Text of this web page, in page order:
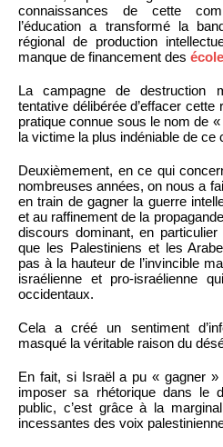
connaissances de cette
l’éducation a transformé la
régional de production
manque de financement des
La campagne de destruction
tentative délibérée d’effacer
pratique connue sous le nom de
la victime la plus indéniable de ce
Deuxièmement, en ce qui
nombreuses années, on nous a
en train de gagner la guerre
et au raffinement de la
discours dominant, en
que les Palestiniens et les
pas à la hauteur de l’invincible
israélienne et pro-israélienne
occidentaux.
Cela a créé un sentiment
masqué la véritable raison du
En fait, si Israël a pu « gagner »
imposer sa rhétorique dans le
public, c’est grâce à la
incessantes des voix